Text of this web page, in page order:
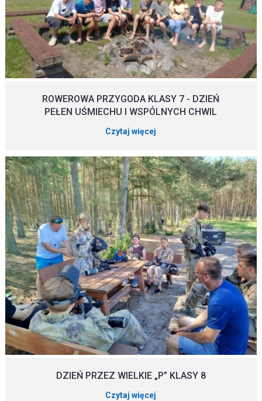
ROWEROWA PRZYGODA KLASY 7 - DZIEŃ
PEŁEN UŚMIECHU I WSPÓLNYCH CHWIL
Czytaj więcej
DZIEŃ PRZEZ WIELKIE „P” KLASY 8
Czytaj więcej